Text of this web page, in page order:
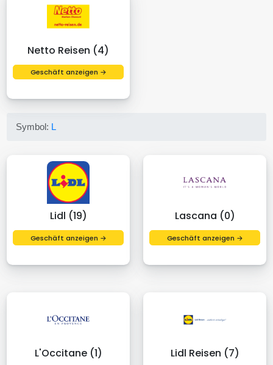
Netto Reisen (4)
Geschäft anzeigen →
Symbol: L
Lidl (19)
Geschäft anzeigen →
Lascana (0)
Geschäft anzeigen →
L'Occitane (1) Lidl Reisen (7)